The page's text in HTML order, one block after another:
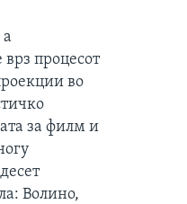
процесот
во
за филм и
Волино,